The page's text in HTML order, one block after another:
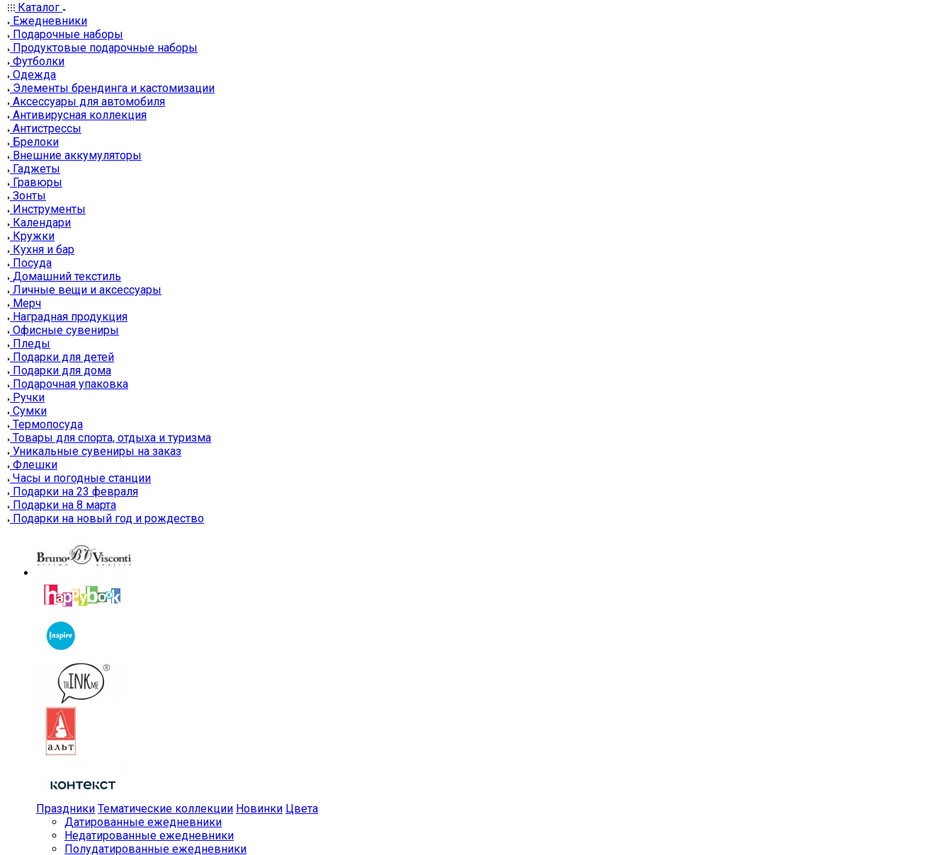
Каталог
Ежедневники
Подарочные наборы
Продуктовые подарочные наборы
Футболки
Одежда
Элементы брендинга и кастомизации
Аксессуары для автомобиля
Антивирусная коллекция
Антистрессы
Брелоки
Внешние аккумуляторы
Гаджеты
Гравюры
Зонты
Инструменты
Календари
Кружки
Кухня и бар
Посуда
Домашний текстиль
Личные вещи и аксессуары
Мерч
Наградная продукция
Офисные сувениры
Пледы
Подарки для детей
Подарки для дома
Подарочная упаковка
Ручки
Сумки
Термопосуда
Товары для спорта, отдыха и туризма
Уникальные сувениры на заказ
Флешки
Часы и погодные станции
Подарки на 23 февраля
Подарки на 8 марта
Подарки на новый год и рождество
Праздники Тематические коллекции Новинки Цвета
Датированные ежедневники
Недатированные ежедневники
Полудатированные ежедневники